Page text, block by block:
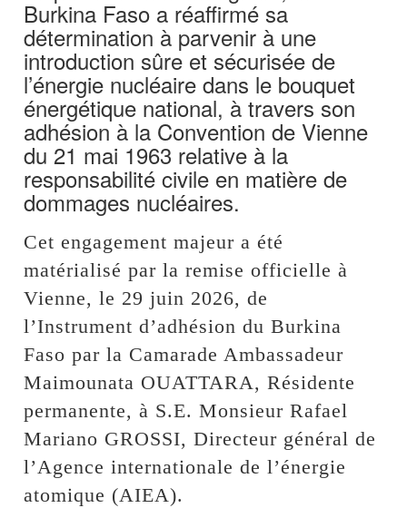
Burkina Faso a réaffirmé sa
détermination à parvenir à une
introduction sûre et sécurisée de
l’énergie nucléaire dans le bouquet
énergétique national, à travers son
adhésion à la Convention de Vienne
du 21 mai 1963 relative à la
responsabilité civile en matière de
dommages nucléaires.
Cet engagement majeur a été
matérialisé par la remise officielle à
Vienne, le 29 juin 2026, de
l’Instrument d’adhésion du Burkina
Faso par la Camarade Ambassadeur
Maimounata OUATTARA, Résidente
permanente, à S.E. Monsieur Rafael
Mariano GROSSI, Directeur général de
l’Agence internationale de l’énergie
atomique (AIEA).